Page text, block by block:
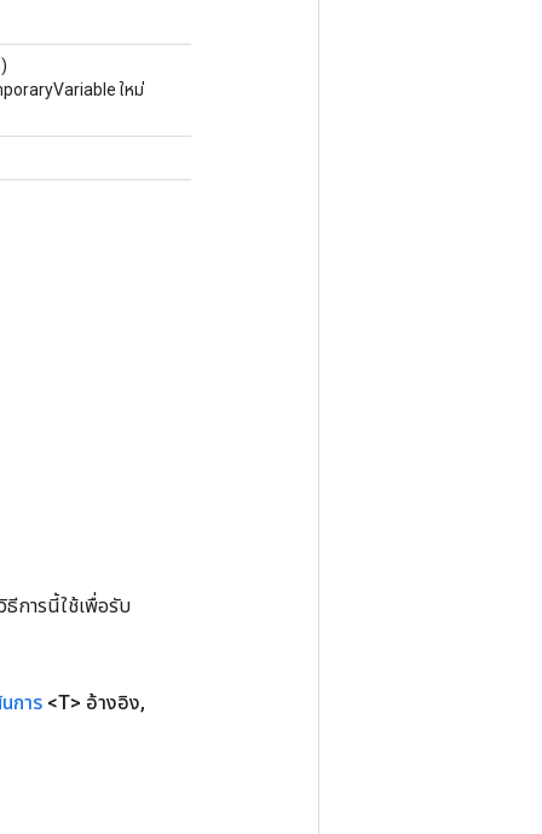
ใหม่
การนี้ใช้เพื่อรับ
การ <T> อ้างอิง,